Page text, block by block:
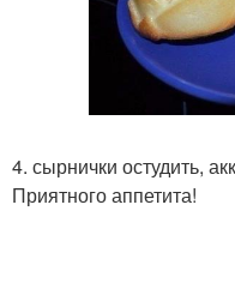
4. сырнички остудить,
Приятного аппетита!